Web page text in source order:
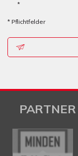
*
* Pflichtfelder